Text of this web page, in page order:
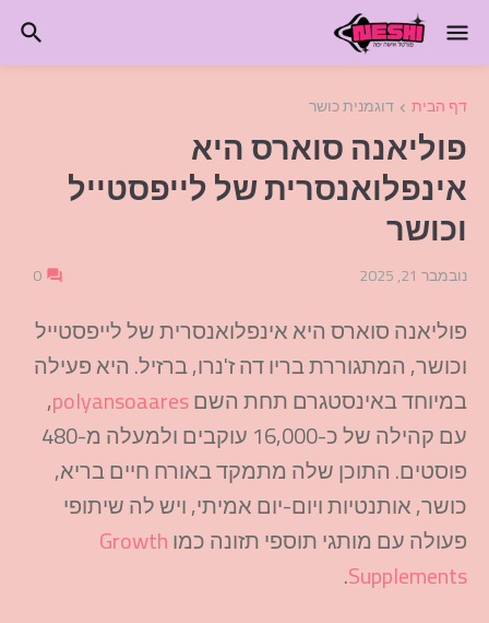
דף הבית דוגמנית כושר
פוליאנה סוארס היא
אינפלואנסרית של לייפסטייל
וכושר
נובמבר 21, 2025 0
פוליאנה סוארס היא אינפלואנסרית של לייפסטייל
וכושר, המתגוררת בריו דה ז'נרו, ברזיל. היא פעילה
במיוחד באינסטגרם תחת השםpolyansoaares
,
עם קהילה של כ-16,000 עוקבים ולמעלה מ-480
פוסטים. התוכן שלה מתמקד באורח חיים בריא,
כושר, אותנטיות ויום-יום אמיתי, ויש לה שיתופי
פעולה עם מותגי תוספי תזונה כמוGrowth
Supplements
.